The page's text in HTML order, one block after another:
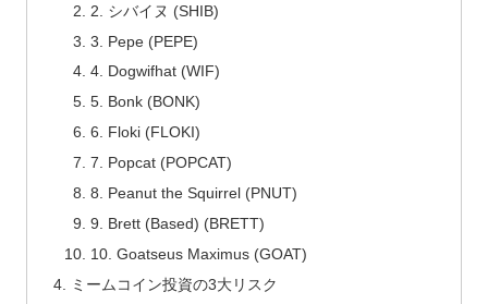
2. シバイヌ (SHIB)
3. Pepe (PEPE)
4. Dogwifhat (WIF)
5. Bonk (BONK)
6. Floki (FLOKI)
7. Popcat (POPCAT)
8. Peanut the Squirrel (PNUT)
9. Brett (Based) (BRETT)
10. Goatseus Maximus (GOAT)
ミームコイン投資の3大リスク